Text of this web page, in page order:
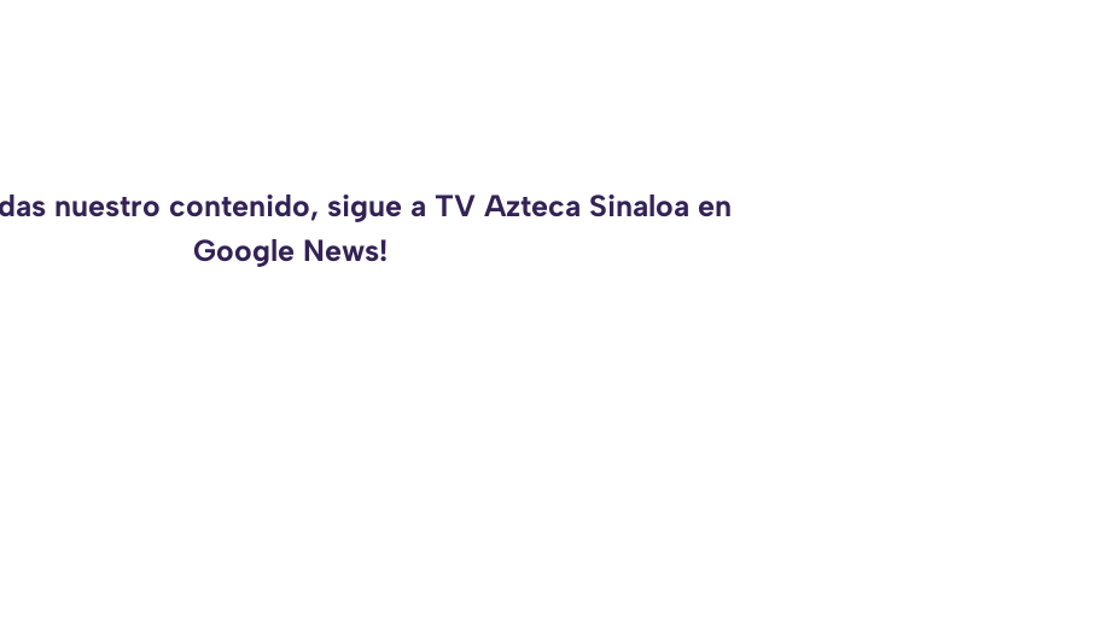
nuestro contenido, sigue a TV Azteca Sinaloa en
Google News!